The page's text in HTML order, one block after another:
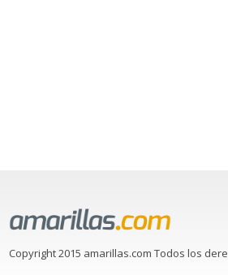
Copyright 2015 amarillas.com Todos los